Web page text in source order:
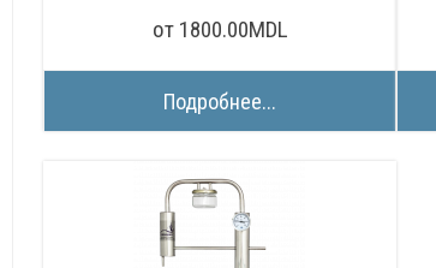
от 1800.00MDL
Подробнее...